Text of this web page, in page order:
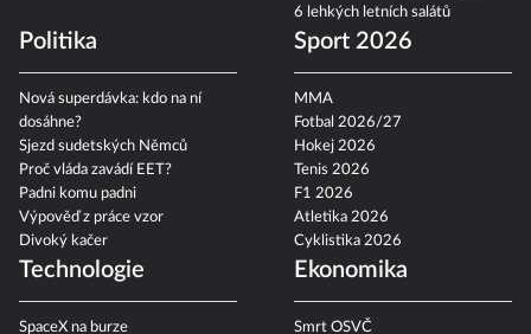
6 lehkých letních salátů
Politika
Nová superdávka: kdo na ní
dosáhne?
Sjezd sudetských Němců
Proč vláda zavádí EET?
Padni komu padni
Výpověď z práce vzor
Divoký kačer
Sport 2026
MMA
Fotbal 2026/27
Hokej 2026
Tenis 2026
F1 2026
Atletika 2026
Cyklistika 2026
Technologie
SpaceX na burze
Ekonomika
Smrt OSVČ